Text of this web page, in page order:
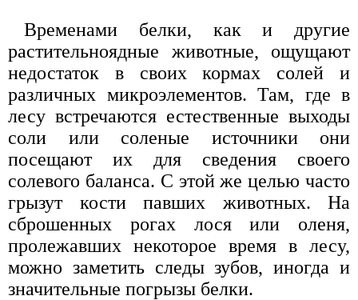
Временами белки, как и другие
растительноядные животные, ощущают
недостаток в своих кормах солей и
различных микроэлементов. Там, где в
лесу встречаются естественные выходы
соли или соленые источники они
посещают их для сведения своего
солевого баланса. С этой же целью часто
грызут кости павших животных. На
сброшенных рогах лося или оленя,
пролежавших некоторое время в лесу,
можно заметить следы зубов, иногда и
значительные погрызы белки.